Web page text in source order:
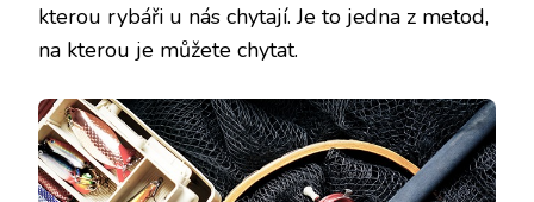
kterou rybáři u nás chytají. Je to jedna z metod,
na kterou je můžete chytat.